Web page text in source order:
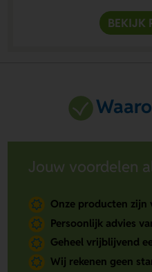
BEKIJK
Jouw voordelen
Onze producten
Persoonlijk advies
Geheel vrijblijvend
Wij rekenen geen